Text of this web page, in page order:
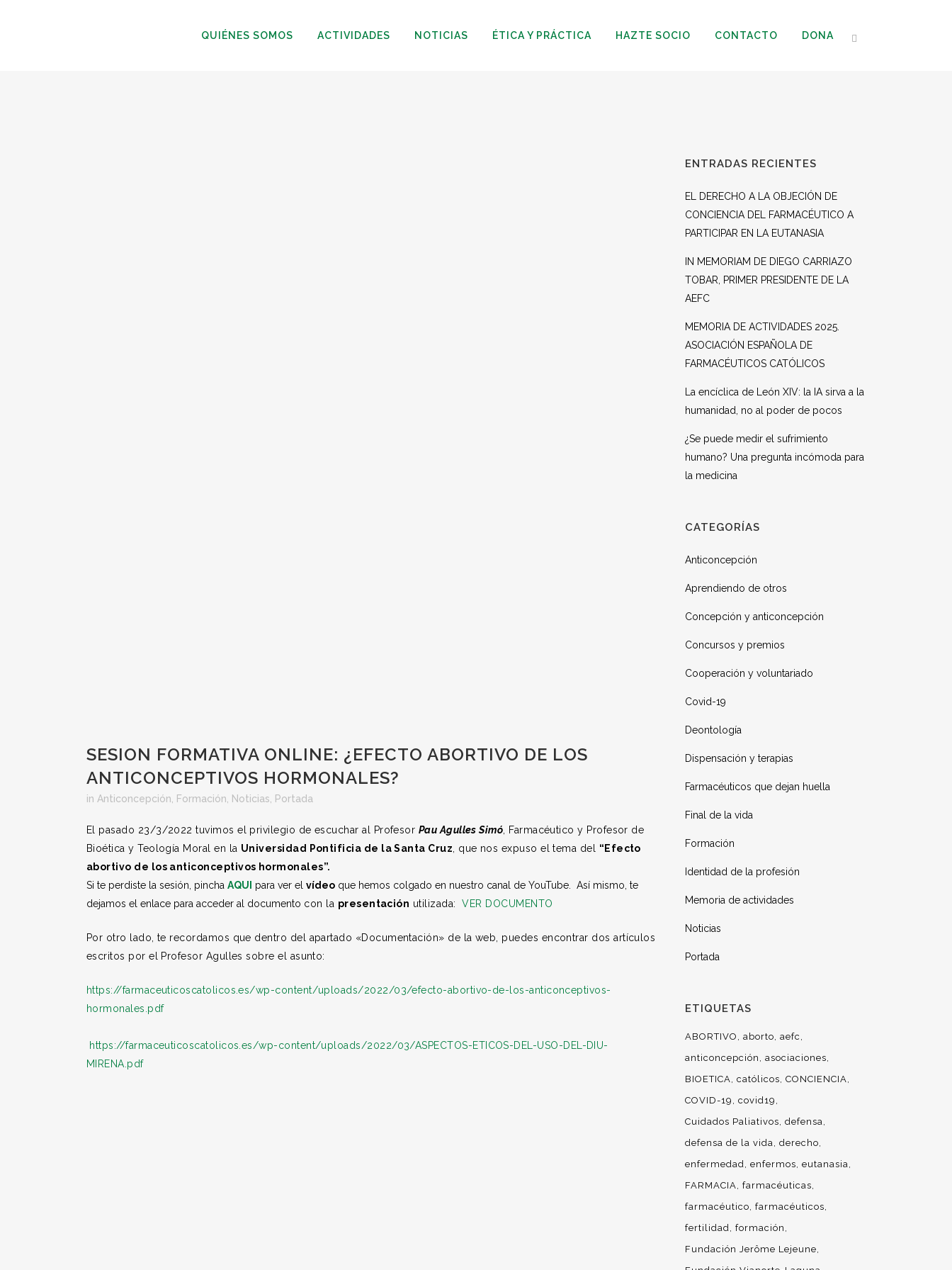
QUIÉNES SOMOS ACTIVIDADES NOTICIAS ÉTICA Y PRÁCTICA HAZTE SOCIO CONTACTO DONA
SESION FORMATIVA ONLINE: ¿EFECTO ABORTIVO DE LOS
ANTICONCEPTIVOS HORMONALES?
in Anticoncepción Formación Noticias Portada
El pasado 23/3/2022 tuvimos el privilegio de escuchar al Profesor Pau Agulles Simó , Farmacéutico y Profesor de
Bioética y Teología Moral en la Universidad Pontificia de la Santa Cruz , que nos expuso el tema del
“Efecto
abortivo de los anticonceptivos hormonales”.
Si te perdiste la sesión, pincha AQUI para ver el vídeo que hemos colgado en nuestro canal de YouTube. Así mismo, te
dejamos el enlace para acceder al documento con la presentación utilizada:VER DOCUMENTO
Por otro lado, te recordamos que dentro del apartado «Documentación» de la web, puedes encontrar dos artículos
escritos por el Profesor Agulles sobre el asunto:
https://farmaceuticoscatolicos.es/wp-content/uploads/2022/03/efecto-abortivo-de-los-anticonceptivos-
hormonales.pdf
https://farmaceuticoscatolicos.es/wp-content/uploads/2022/03/ASPECTOS-ETICOS-DEL-USO-DEL-DIU-
MIRENA.pdf
ENTRADAS RECIENTES
EL DERECHO A LA OBJECIÓN DE
CONCIENCIA DEL FARMACÉUTICO A
PARTICIPAR EN LA EUTANASIA
IN MEMORIAM DE DIEGO CARRIAZO
TOBAR, PRIMER PRESIDENTE DE LA
AEFC
MEMORIA DE ACTIVIDADES 2025.
ASOCIACIÓN ESPAÑOLA DE
FARMACÉUTICOS CATÓLICOS
La encíclica de León XIV: la IA sirva a la
humanidad, no al poder de pocos
¿Se puede medir el sufrimiento
humano? Una pregunta incómoda para
la medicina
CATEGORÍAS
Anticoncepción
Aprendiendo de otros
Concepción y anticoncepción
Concursos y premios
Cooperación y voluntariado
Covid-19
Deontología
Dispensación y terapias
Farmacéuticos que dejan huella
Final de la vida
Formación
Identidad de la profesión
Memoria de actividades
Noticias
Portada
ETIQUETAS
ABORTIVO aborto aefc
anticoncepción
asociaciones
BIOETICA católicos CONCIENCIA
COVID-19
covid19
Cuidados Paliativos defensa
defensa de la vida derecho
enfermedad enfermos eutanasia
FARMACIA farmacéuticas
farmacéutico farmacéuticos
fertilidad formación
Fundación Jerôme Lejeune